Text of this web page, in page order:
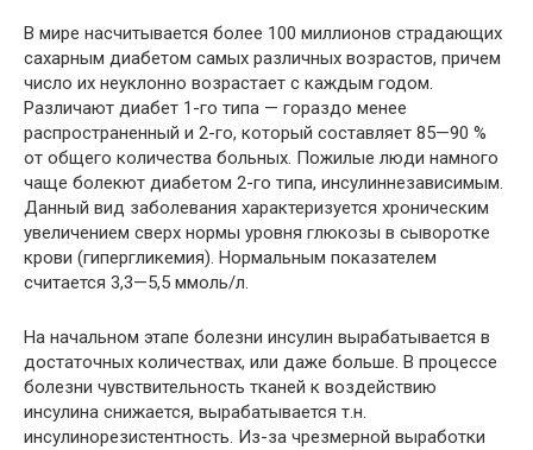
В мире насчитывается более 100 миллионов страдающих
сахарным диабетом самых различных возрастов, причем
число их неуклонно возрастает с каждым годом.
Различают диабет 1-го типа — гораздо менее
распространенный и 2-го, который составляет 85—90 %
от общего количества больных. Пожилые люди намного
чаще болекют диабетом 2-го типа, инсулиннезависимым.
Данный вид заболевания характеризуется хроническим
увеличением сверх нормы уровня глюкозы в сыворотке
крови (гипергликемия). Нормальным показателем
считается 3,3—5,5 ммоль/л.
На начальном этапе болезни инсулин вырабатывается в
достаточных количествах, или даже больше. В процессе
болезни чувствительность тканей к воздействию
инсулина снижается, вырабатывается т.н.
инсулинорезистентность. Из-за чрезмерной выработки